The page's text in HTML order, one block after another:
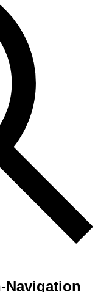
Navigation